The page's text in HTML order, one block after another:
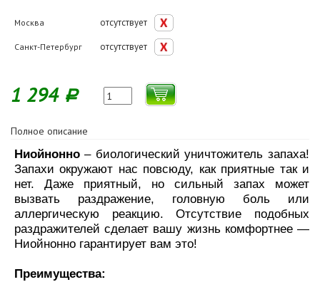
Москва отсутствует
Санкт-Петербург отсутствует
1 294 Р
Полное описание
Ниойнонно – биологический уничтожитель запаха!
Запахи окружают нас повсюду, как приятные так и
нет. Даже приятный, но сильный запах может
вызвать раздражение, головную боль или
аллергическую реакцию. Отсутствие подобных
раздражителей сделает вашу жизнь комфортнее —
Ниойнонно гарантирует вам это!
Преимущества: